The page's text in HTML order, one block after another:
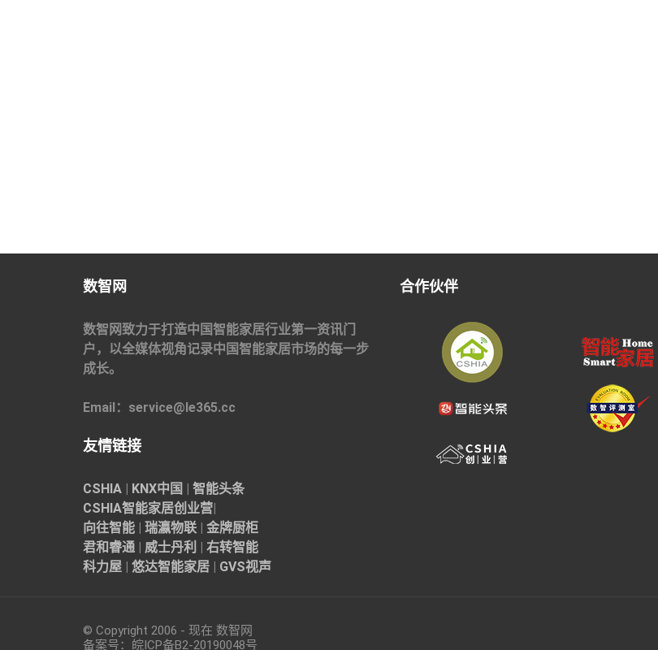
数智网
数智网致力于打造中国智能家居行业第一资讯门
户，以全媒体视角记录中国智能家居市场的每一步
成长。
Email：service@le365.cc
友情链接
CSHIA | KNX中国 | 智能头条
CSHIA智能家居创业营|
向往智能 | 瑞瀛物联 | 金牌厨柜
君和睿通 | 威士丹利 | 右转智能
科力屋 | 悠达智能家居 | GVS视声
合作伙伴
© Copyright 2006 - 现在 数智网
备案号： 皖ICP备B2-20190048号